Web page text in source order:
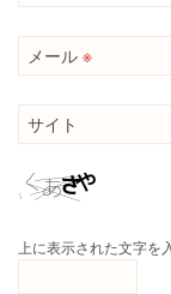
メール ※
サイト
上に表示された文字を